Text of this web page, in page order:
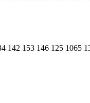
142 153 146 125 1065